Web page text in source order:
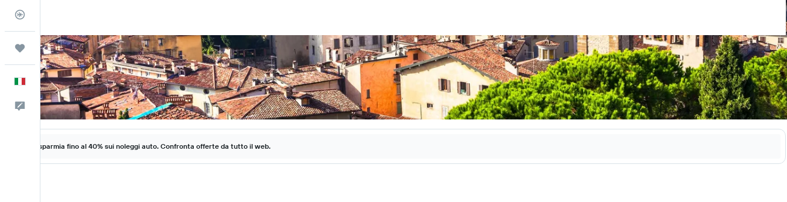
Trips
Italiano
Commenti
Risparmia fino al 40% sui noleggi auto. Confronta offerte da tutto il web.